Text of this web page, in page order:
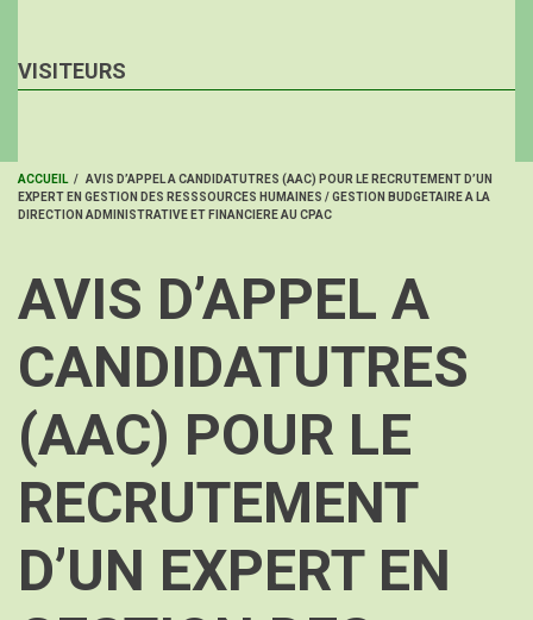
VISITEURS
FIL
ACCUEIL / AVIS D’APPEL A CANDIDATUTRES (AAC) POUR LE RECRUTEMENT D’UN
EXPERT EN GESTION DES RESSSOURCES HUMAINES / GESTION BUDGETAIRE A LA
DIRECTION ADMINISTRATIVE ET FINANCIERE AU CPAC
AVIS D’APPEL A
CANDIDATUTRES
(AAC) POUR LE
RECRUTEMENT
D’UN EXPERT EN